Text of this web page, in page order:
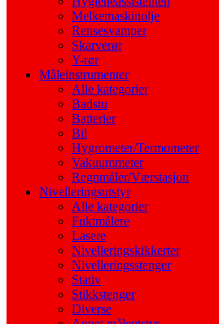
Melkemaskinolje
Rensesvamper
Skarverør
Y-rør
Måleinstrumenter
Alle kategorier
Badstu
Batterier
Bil
Hygrometer/Termometer
Vakuummeter
Regnmåler/Værstasjon
Nivelleringsutstyr
Alle kategorier
Fuktmålere
Lasere
Nivelleringskikkerter
Nivelleringsstenger
Stativ
Stikkstenger
Diverse